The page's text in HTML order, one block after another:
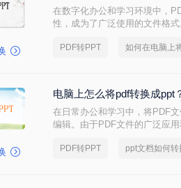
在数字化办公和学习环境中，
性，成为了广泛使用的文件格
换成ppt的转换过程，并探讨几
PDF转PPT 如何在电脑上
电脑上怎么将pdf转换成ppt
在日常办公和学习中，将PDF
编辑。由于PDF文件的广泛应
PDF转PPT